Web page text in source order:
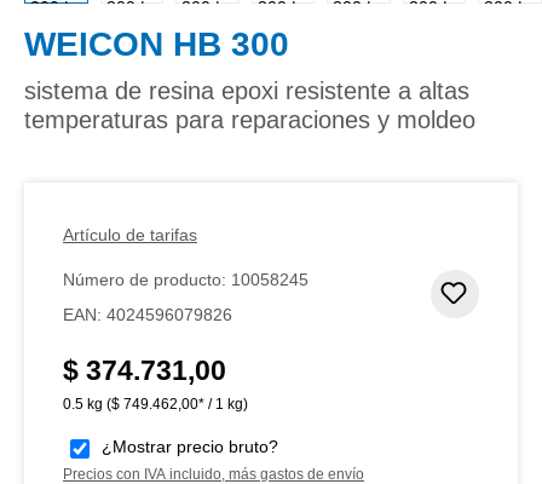
WEICON HB 300
sistema de resina epoxi resistente a altas
temperaturas para reparaciones y moldeo
Artículo de tarifas
Número de producto: 10058245
EAN: 4024596079826
Precio normal:
$ 374.731,00
0.5 kg ($ 749.462,00* / 1 kg)
¿Mostrar precio bruto?
Precios con IVA incluido, más gastos de envío